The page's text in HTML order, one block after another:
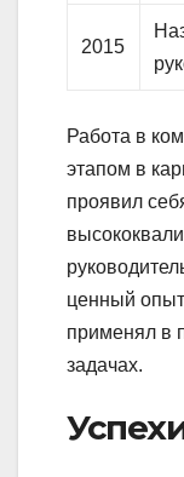
2015
Работа в
этапом в
проявил
ценный
применял в
задачах.